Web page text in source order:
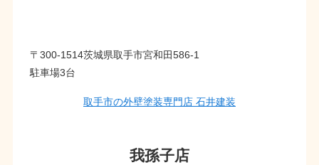
〒300-1514茨城県取手市宮和田586-1
駐車場3台
取手市の外壁塗装専門店 石井建装
我孫子店